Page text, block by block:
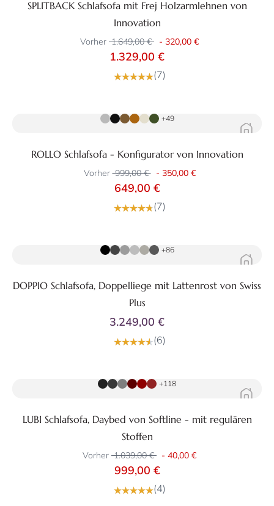
SPLITBACK Schlafsofa mit Frej Holzarmlehnen von
Innovation
Vorher 1.649,00 € - 320,00 €
1.329,00 €
(7)
+49
ROLLO Schlafsofa - Konfigurator von Innovation
Vorher 999,00 € - 350,00 €
649,00 €
(7)
+86
DOPPIO Schlafsofa, Doppelliege mit Lattenrost von Swiss
Plus
3.249,00 €
(6)
+118
LUBI Schlafsofa, Daybed von Softline - mit regulären
Stoffen
Vorher 1.039,00 € - 40,00 €
999,00 €
(4)